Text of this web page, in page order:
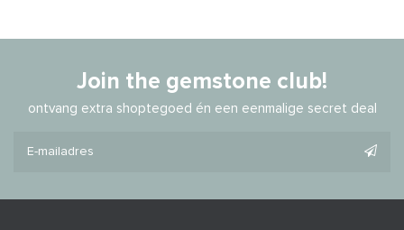
Join the gemstone club!
ontvang extra shoptegoed én een eenmalige secret deal